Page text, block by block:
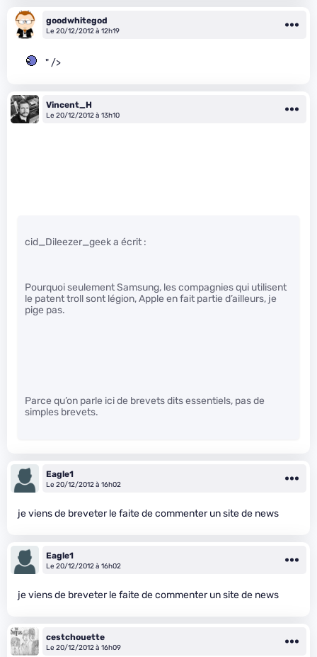
goodwhitegod
Le 20/12/2012 à 12h19
" />
Vincent_H
Le 20/12/2012 à 13h10
cid_Dileezer_geek a écrit :
Pourquoi seulement Samsung, les compagnies qui utilisent
le patent troll sont légion, Apple en fait partie d’ailleurs, je
pige pas.
Parce qu’on parle ici de brevets dits essentiels, pas de
simples brevets.
Eagle1
Le 20/12/2012 à 16h02
je viens de breveter le faite de commenter un site de news
Eagle1
Le 20/12/2012 à 16h02
je viens de breveter le faite de commenter un site de news
cestchouette
Le 20/12/2012 à 16h09